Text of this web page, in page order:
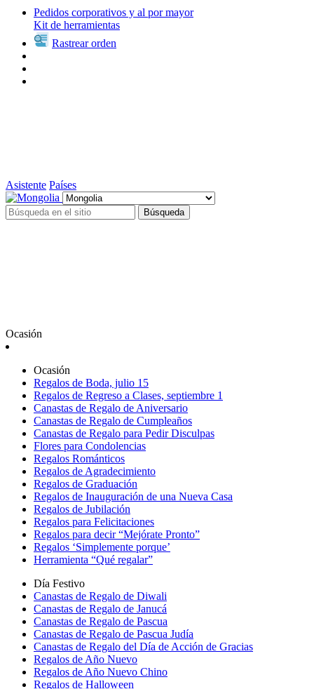
Pedidos corporativos y al por mayor
Kit de herramientas
Rastrear orden
Asistente Países
Búsqueda
Ocasión
Ocasión
Regalos de Boda, julio 15
Regalos de Regreso a Clases, septiembre 1
Canastas de Regalo de Aniversario
Canastas de Regalo de Cumpleaños
Canastas de Regalo para Pedir Disculpas
Flores para Condolencias
Regalos Románticos
Regalos de Agradecimiento
Regalos de Graduación
Regalos de Inauguración de una Nueva Casa
Regalos de Jubilación
Regalos para Felicitaciones
Regalos para decir “Mejórate Pronto”
Regalos ‘Simplemente porque’
Herramienta “Qué regalar”
Día Festivo
Canastas de Regalo de Diwali
Canastas de Regalo de Janucá
Canastas de Regalo de Pascua
Canastas de Regalo de Pascua Judía
Canastas de Regalo del Día de Acción de Gracias
Regalos de Año Nuevo
Regalos de Año Nuevo Chino
Regalos de Halloween